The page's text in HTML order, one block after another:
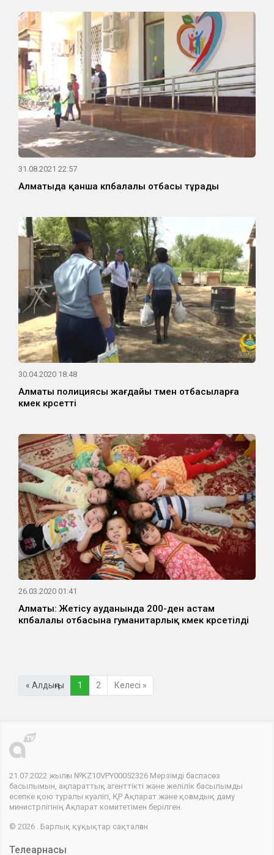
31.08.2021 22:57
Алматыда қанша көпбалалы отбасы тұрады
30.04.2020 18:48
Алматы полициясы жағдайы төмен отбасыларға
көмек көрсетті
26.03.2020 01:41
Алматы: Жетісу ауданында 200-ден астам
көпбалалы отбасына гуманитарлық көмек көрсетілді
« Алдыңғы 1 2 Келесі »
21.07.2022 жылғы №KZ10VPY00052326 Мерзімді баспасөз
басылымын, ақпараттық агенттікті және желілік басылымды
есепке қою туралы куәлігі, ҚР Ақпарат және қоғамдық даму
министрлігінің Ақпарат комитетімен берілген.
© 2026 . Барлық құқықтар сақталған
Телеарнасы